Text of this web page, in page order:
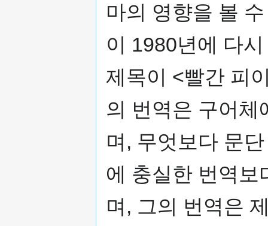
마의 영향을 볼
이 1980년에 다
제목이 <빨간 피
의 번역은 구어체
며, 무엇보다 문
에 충실한 번역보
며, 그의 번역은